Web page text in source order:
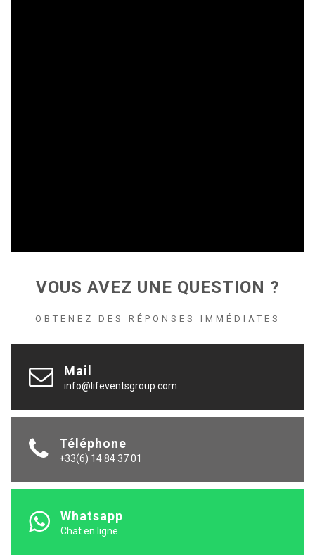
VOUS AVEZ UNE QUESTION ?
OBTENEZ DES RÉPONSES IMMÉDIATES
Mail
info@lifeventsgroup.com
Téléphone
+33(6) 14 84 37 01
Whatsapp
Chat en ligne